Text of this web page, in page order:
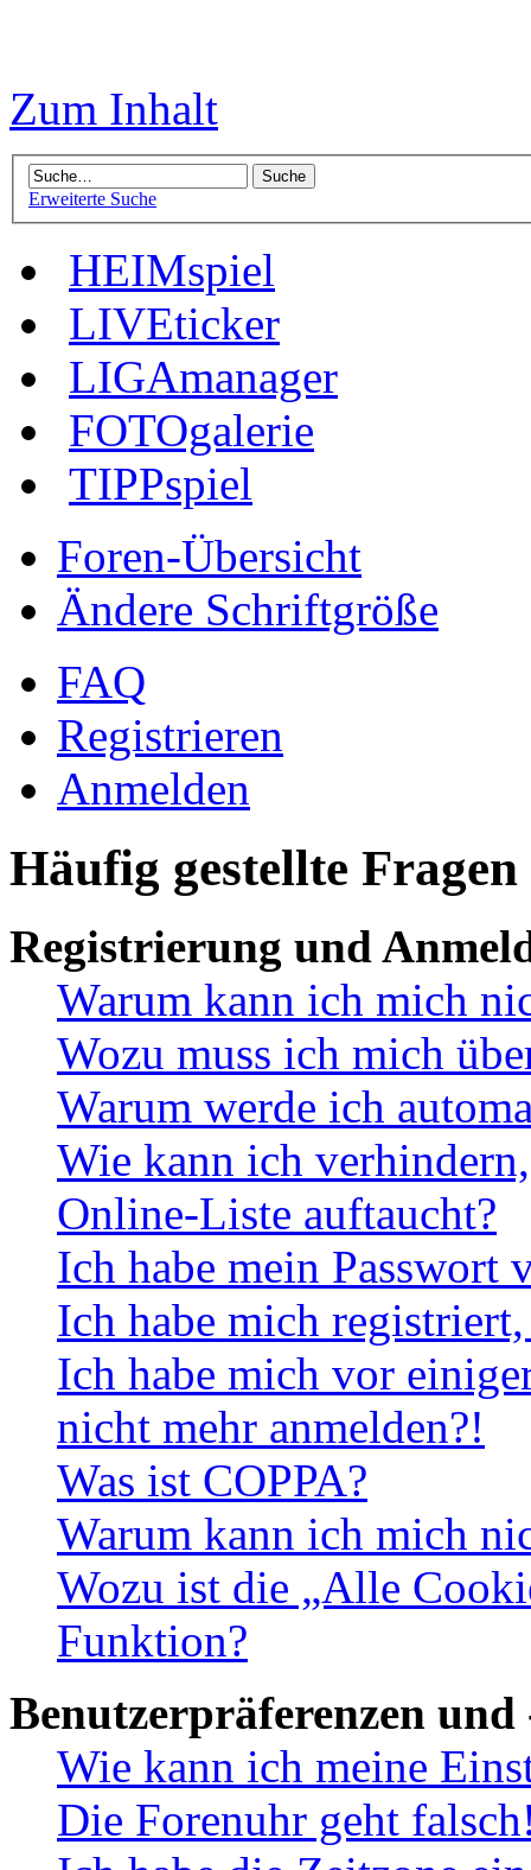
Zum Inhalt
Erweiterte Suche
HEIMspiel
LIVEticker
LIGAmanager
FOTOgalerie
TIPPspiel
Foren-Übersicht
Ändere Schriftgröße
FAQ
Registrieren
Anmelden
Häufig gestellte Fragen
Registrierung und
Warum kann ich mich
Wozu muss ich mich
Warum werde ich
Wie kann ich
Online-Liste auftaucht?
Ich habe mein Passwort
Ich habe mich
Ich habe mich vor
nicht mehr anmelden?!
Was ist COPPA?
Warum kann ich mich
Wozu ist die „Alle
Funktion?
Benutzerpräferenzen und
Wie kann ich meine
Die Forenuhr geht